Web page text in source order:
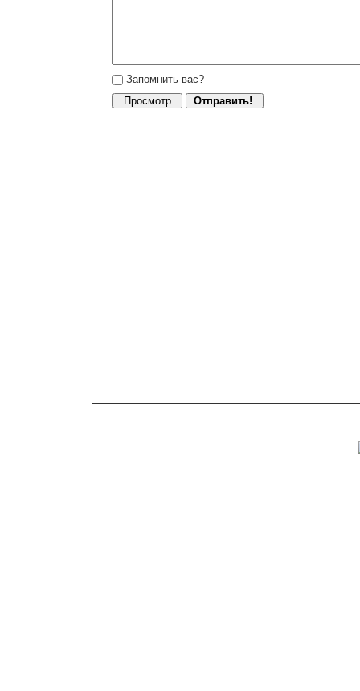
Запомнить вас?